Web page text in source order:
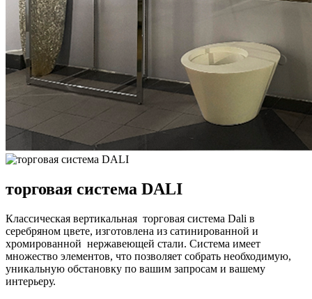
торговая система DALI
Классическая вертикальная торговая система Dali в
серебряном цвете, изготовлена из сатинированной и
хромированной нержавеющей стали. Система имеет
множество элементов, что позволяет собрать необходимую,
уникальную обстановку по вашим запросам и вашему
интерьеру.